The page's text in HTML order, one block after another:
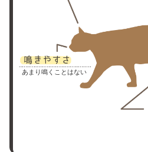
あまり鳴くことはない